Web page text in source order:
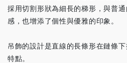
採用切割形狀為細長的梯形，與普
感，也增添了個性與優雅的印象。
吊飾的設計是直線的長條形在鏈條
特點。